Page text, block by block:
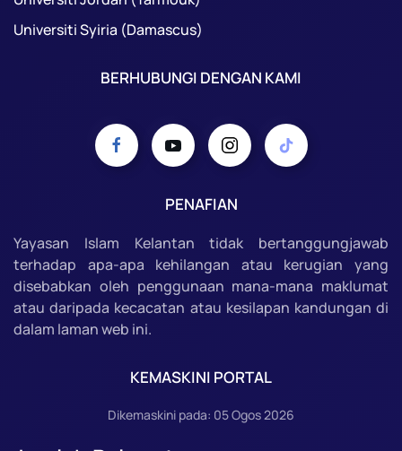
Universiti Syiria (Damascus)
BERHUBUNGI DENGAN KAMI
PENAFIAN
Yayasan Islam Kelantan tidak bertanggungjawab
terhadap apa-apa kehilangan atau kerugian yang
disebabkan oleh penggunaan mana-mana maklumat
atau daripada kecacatan atau kesilapan kandungan di
dalam laman web ini.
KEMASKINI PORTAL
Dikemaskini pada: 05 Ogos 2026